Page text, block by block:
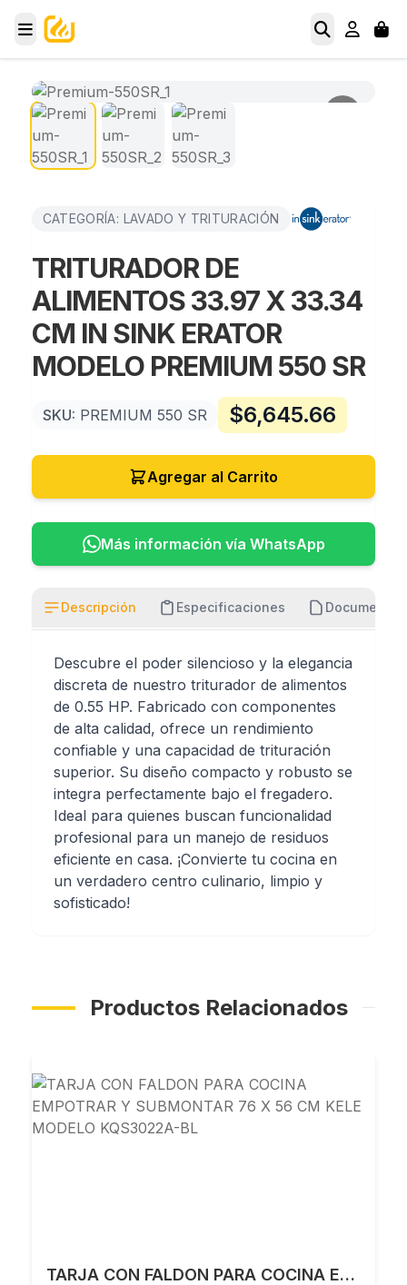
CATEGORÍA: LAVADO Y TRITURACIÓN
TRITURADOR DE
ALIMENTOS 33.97 X 33.34
CM IN SINK ERATOR
MODELO PREMIUM 550 SR
SKU: PREMIUM 550 SR $6,645.66
Agregar al Carrito
Más información vía WhatsApp
Descripción Especificaciones Documentos
Descubre el poder silencioso y la elegancia
discreta de nuestro triturador de alimentos
de 0.55 HP. Fabricado con componentes
de alta calidad, ofrece un rendimiento
confiable y una capacidad de trituración
superior. Su diseño compacto y robusto se
integra perfectamente bajo el fregadero.
Ideal para quienes buscan funcionalidad
profesional para un manejo de residuos
eficiente en casa. ¡Convierte tu cocina en
un verdadero centro culinario, limpio y
sofisticado!
Productos Relacionados
TARJA CON FALDON PARA COCINA EMPOTRAR Y SUBMONTAR 76 X 56 CM KELE MODELO KQS3022A-BL